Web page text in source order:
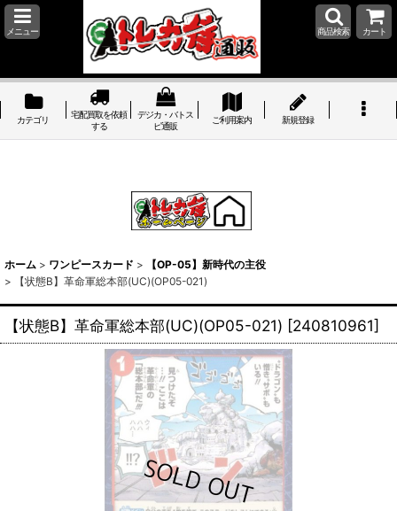
メニュー 商品検索 カート
カテゴリ
宅配買取を依頼
する
デジカ・バトス
ピ通販
ご利用案内 新規登録
ホーム > ワンピースカード >
【OP-05】新時代の主役
>
【状態B】革命軍総本部(UC)(OP05-021)
【状態B】革命軍総本部(UC)(OP05-021) [240810961]